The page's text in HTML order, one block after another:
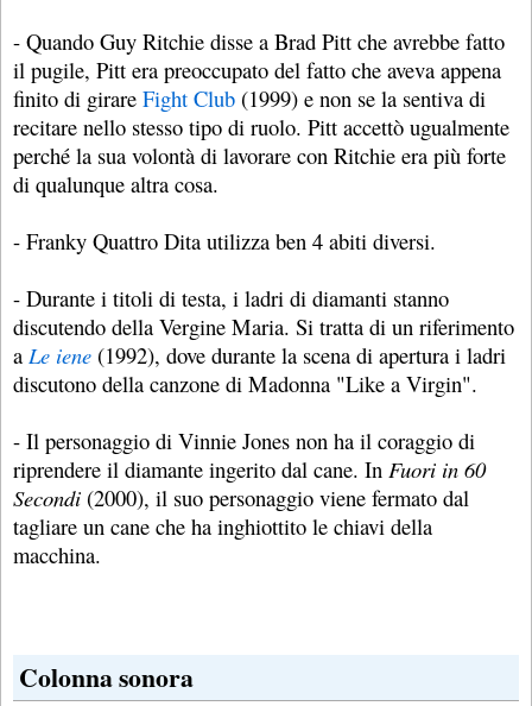
- Quando Guy Ritchie disse a Brad Pitt che avrebbe fatto
il pugile, Pitt era preoccupato del fatto che aveva appena
finito di girare Fight Club (1999) e non se la sentiva di
recitare nello stesso tipo di ruolo. Pitt accettò ugualmente
perché la sua volontà di lavorare con Ritchie era più forte
di qualunque altra cosa.
- Franky Quattro Dita utilizza ben 4 abiti diversi.
- Durante i titoli di testa, i ladri di diamanti stanno
discutendo della Vergine Maria. Si tratta di un riferimento
a Le iene (1992), dove durante la scena di apertura i ladri
discutono della canzone di Madonna "Like a Virgin".
- Il personaggio di Vinnie Jones non ha il coraggio di
riprendere il diamante ingerito dal cane. In Fuori in 60
Secondi (2000), il suo personaggio viene fermato dal
tagliare un cane che ha inghiottito le chiavi della
macchina.
Colonna sonora